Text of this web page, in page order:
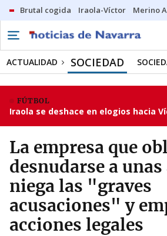
Brutal cogida Iraola-Víctor Merino
ACTUALIDAD SOCIEDAD
FÚTBOL
Iraola se deshace en elogios hacia
La empresa que
desnudarse a
niega las "graves
acusaciones" y
acciones legales